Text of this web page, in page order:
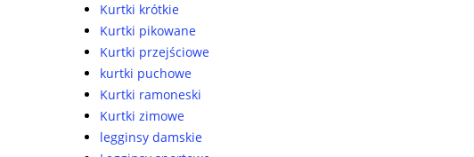
Kurtki krótkie
Kurtki pikowane
Kurtki przejściowe
kurtki puchowe
Kurtki ramoneski
Kurtki zimowe
legginsy damskie